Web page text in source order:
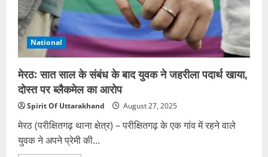
की
चर्चा
National
मेरठ: सात साल के संबंध के बाद युवक ने जहरीला पदार्थ खाया,
दोस्त पर ब्लैकमेल का आरोप
Spirit Of Uttarakhand August 27, 2025
मेरठ (परीक्षितगढ़ थाना क्षेत्र) – परीक्षितगढ़ के एक गांव में रहने वाले
युवक ने अपने प्रेमी की...